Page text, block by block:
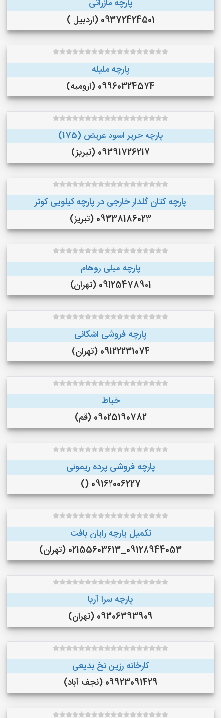
پارچه مازراتی
09372424501 (اردبیل )
پارچه ملیله
09960324574 (ارومیه)
پارچه حریر اسود عریض (175)
09391726217 (تبریز)
پارچه کتان گلدار خارجی در پارچه کیلویی کوثر
09338186023 (تبریز)
پارچه مبلی روهام
09125478901 (تهران)
پارچه فروشی اشکانی
09122231074 (تهران)
خیاط
09025190782 (قم)
پارچه فروشی پرده ریمونی
09162006227 ()
تکمیل پارچه رایان بافت
09128944053_02155603613 (تهران)
پارچه سرا آریا
09306393909 (تهران)
کارخانه رزین نخ بدیعی
09923091429 (نجف‌ آباد)